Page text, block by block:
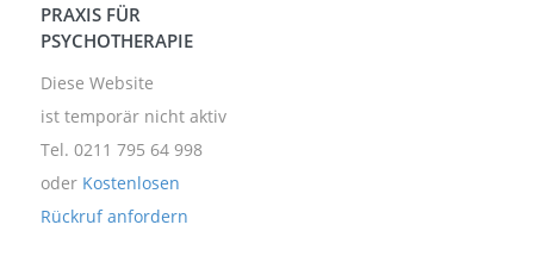
PRAXIS FÜR
PSYCHOTHERAPIE
Diese Website
ist temporär nicht aktiv
Tel. 0211 795 64 998
oder Kostenlosen
Rückruf anfordern